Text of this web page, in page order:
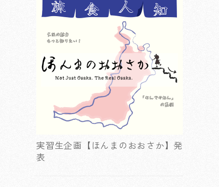
実習生企画【ほんまのおおさか】発
表